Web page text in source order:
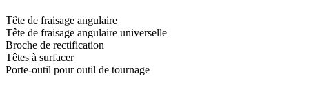
Tête de fraisage angulaire
Tête de fraisage angulaire universelle
Broche de rectification
Têtes à surfacer
Porte-outil pour outil de tournage